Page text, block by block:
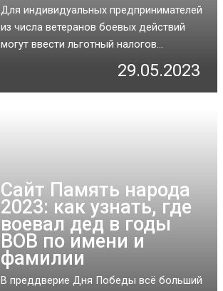
Для индивидуальных предпринимателей
из числа ветеранов боевых действий
могут ввести льготный налогов...
29.05.2023
Сайт Память народа
2023: как узнать, где
воевал дед в годы
ВОВ по имени и
фамилии
В преддверие Дня Победы всё больший